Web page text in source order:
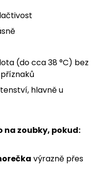
(do cca 38 °C) bez
hlavně u
na zoubky, pokud:
výrazně přes